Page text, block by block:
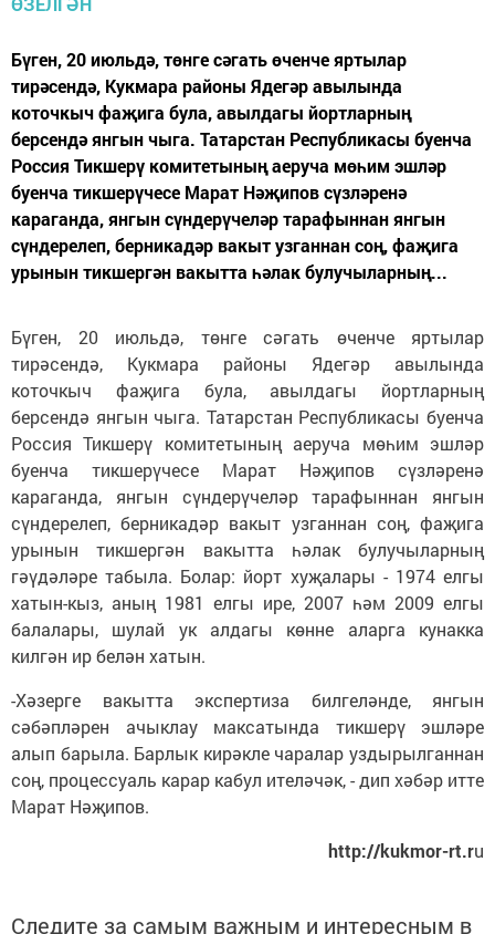
Бүген, 20 июльдә, төнге сәгать өченче яртылар
тирәсендә, Кукмара районы Ядегәр авылында
коточкыч фаҗига була, авылдагы йортларның
берсендә янгын чыга. Татарстан Республикасы буенча
Россия Тикшерү комитетының аеруча мөһим эшләр
буенча тикшерүчесе Марат Нәҗипов сүзләренә
караганда, янгын сүндерүчеләр тарафыннан янгын
сүндерелеп, берникадәр вакыт узганнан соң, фаҗига
урынын тикшергән вакытта һәлак булучыларның...
Бүген, 20 июльдә, төнге сәгать өченче яртылар
тирәсендә, Кукмара районы Ядегәр авылында
коточкыч фаҗига була, авылдагы йортларның
берсендә янгын чыга. Татарстан Республикасы буенча
Россия Тикшерү комитетының аеруча мөһим эшләр
буенча тикшерүчесе Марат Нәҗипов сүзләренә
караганда, янгын сүндерүчеләр тарафыннан янгын
сүндерелеп, берникадәр вакыт узганнан соң, фаҗига
урынын тикшергән вакытта һәлак булучыларның
гәүдәләре табыла. Болар: йорт хуҗалары - 1974 елгы
хатын-кыз, аның 1981 елгы ире, 2007 һәм 2009 елгы
балалары, шулай ук алдагы көнне аларга кунакка
килгән ир белән хатын.
-Хәзерге вакытта экспертиза билгеләнде, янгын
сәбәпләрен ачыклау максатында тикшерү эшләре
алып барыла. Барлык кирәкле чаралар уздырылганнан
соң, процессуаль карар кабул ителәчәк, - дип хәбәр итте
Марат Нәҗипов.
http://kukmor-rt.ru
Следите за самым важным и интересным в